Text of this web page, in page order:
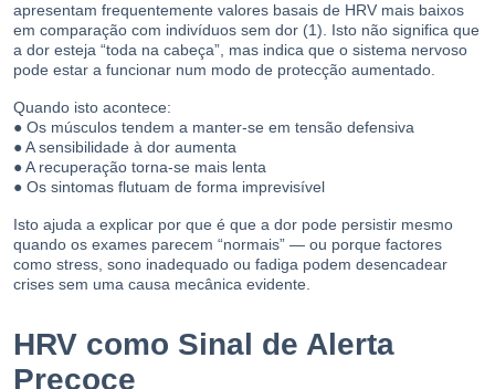
apresentam frequentemente valores basais de HRV mais baixos
em comparação com indivíduos sem dor (1). Isto não significa que
a dor esteja “toda na cabeça”, mas indica que o sistema nervoso
pode estar a funcionar num modo de protecção aumentado.
Quando isto acontece:
● Os músculos tendem a manter-se em tensão defensiva
● A sensibilidade à dor aumenta
● A recuperação torna-se mais lenta
● Os sintomas flutuam de forma imprevisível
Isto ajuda a explicar por que é que a dor pode persistir mesmo
quando os exames parecem “normais” — ou porque factores
como stress, sono inadequado ou fadiga podem desencadear
crises sem uma causa mecânica evidente.
HRV como Sinal de Alerta
Precoce